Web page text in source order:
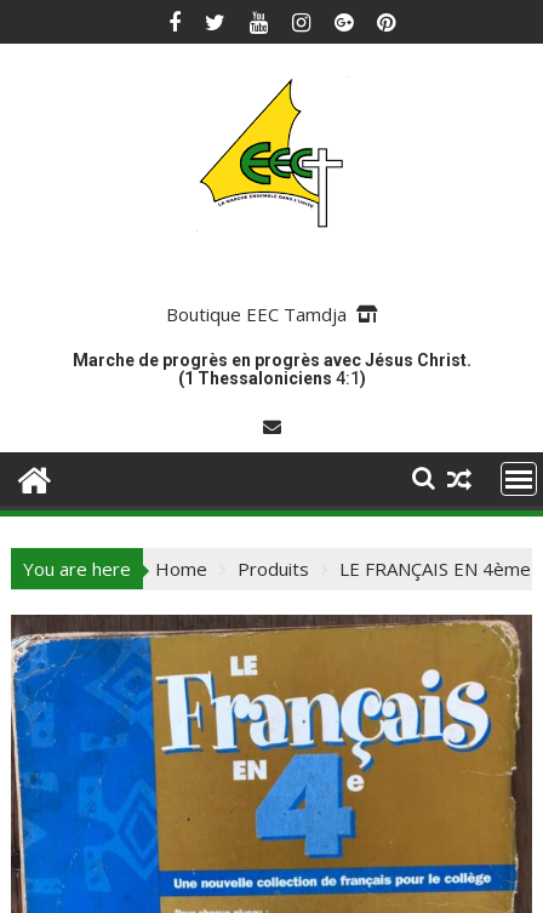
to
Boutique EEC Tamdja
Marche de progrès en progrès avec Jésus Christ.
(1 Thessaloniciens 4:1)
You are here Home Produits LE FRANÇAIS EN 4ème